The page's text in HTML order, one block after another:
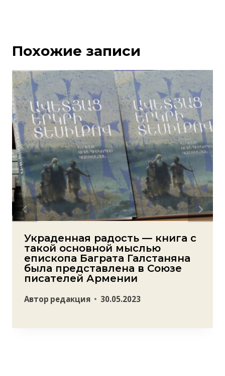
Похожие записи
Украденная радость — книга с
такой основной мыслью
епископа Баграта Галстаняна
была представлена в Союзе
писателей Армении
Автор редакция 30.05.2023